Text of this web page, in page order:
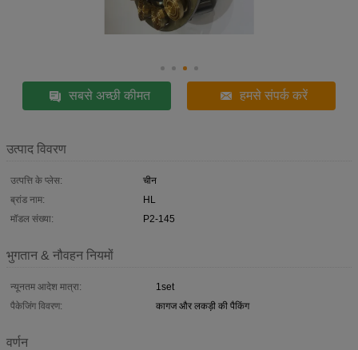
सबसे अच्छी कीमत हमसे संपर्क करें
उत्पाद विवरण
उत्पत्ति के प्लेस:
चीन
ब्रांड नाम:
HL
मॉडल संख्या:
P2-145
भुगतान & नौवहन नियमों
न्यूनतम आदेश मात्रा:
1set
पैकेजिंग विवरण:
कागज और लकड़ी की पैकिंग
वर्णन